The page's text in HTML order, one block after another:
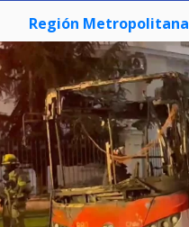
Región Metropolitana